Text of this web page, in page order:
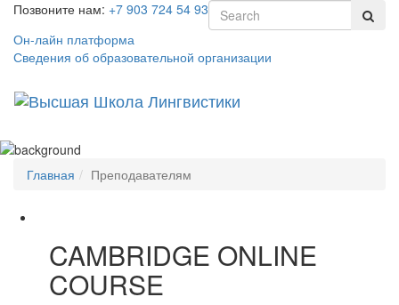
Позвоните нам: +7 903 724 54 93
Он-лайн платформа
Сведения об образовательной организации
Главная Преподавателям
CAMBRIDGE ONLINE
COURSE